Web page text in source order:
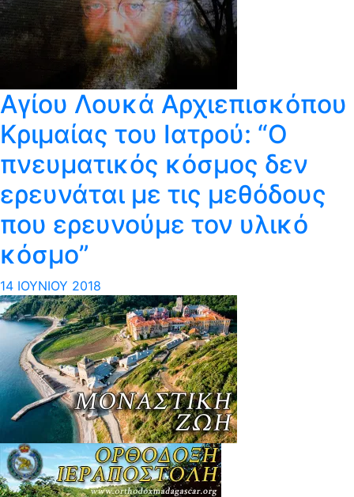
Aγίου Λουκά Αρχιεπισκόπου
Κριμαίας του Ιατρού: “Ο
πνευματικός κόσμος δεν
ερευνάται με τις μεθόδους
που ερευνούμε τον υλικό
κόσμο”
14 ΙΟΥΝΊΟΥ 2018